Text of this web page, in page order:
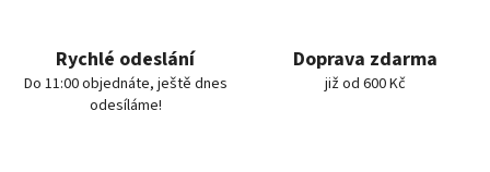
Rychlé odeslání
Do 11:00 objednáte, ještě dnes
odesíláme!
Doprava zdarma
již od 600 Kč